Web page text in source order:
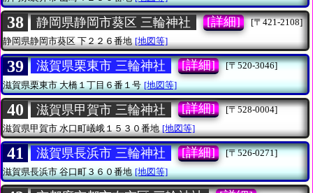
38 静岡県静岡市葵区 三輪神社 [詳細]
[〒421-2108]
静岡県静岡市葵区下２２６番地 [地図等]
39 滋賀県栗東市 三輪神社 [詳細]
[〒520-3046]
滋賀県栗東市大橋１丁目６番１号 [地図等]
40 滋賀県甲賀市 三輪神社 [詳細]
[〒528-0004]
滋賀県甲賀市水口町嶬峨１５３０番地 [地図等]
41 滋賀県長浜市 三輪神社 [詳細]
[〒526-0271]
滋賀県長浜市谷口町３６０番地 [地図等]